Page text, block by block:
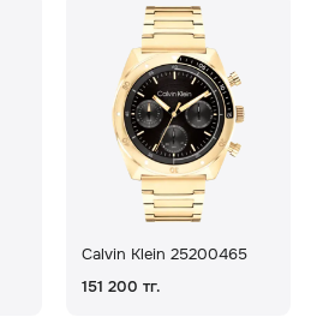
Calvin Klein 25200465
151 200 тг.